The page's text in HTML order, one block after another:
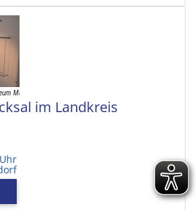
im Landkreis